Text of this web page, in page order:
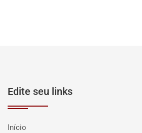
Edite seu links
Início